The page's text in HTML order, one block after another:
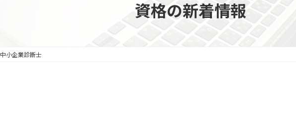
資格の新着情報
中小企業診断士